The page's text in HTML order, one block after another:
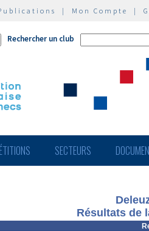
| Mon Compte |
Rechercher un club
SECTEURS
Résultats de